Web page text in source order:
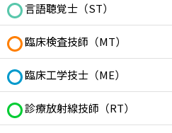
言語聴覚士（ST）
臨床検査技師（MT）
臨床工学技士（ME）
診療放射線技師（RT）